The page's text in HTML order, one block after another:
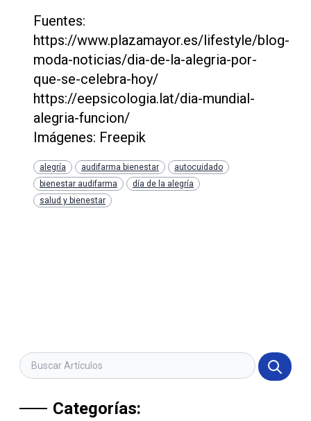
Fuentes:
https://www.plazamayor.es/lifestyle/blog-
moda-noticias/dia-de-la-alegria-por-
que-se-celebra-hoy/
https://eepsicologia.lat/dia-mundial-
alegria-funcion/
Imágenes: Freepik
alegría audifarma bienestar
autocuidado
bienestar audifarma
día de la alegría
salud y bienestar
Categorías: